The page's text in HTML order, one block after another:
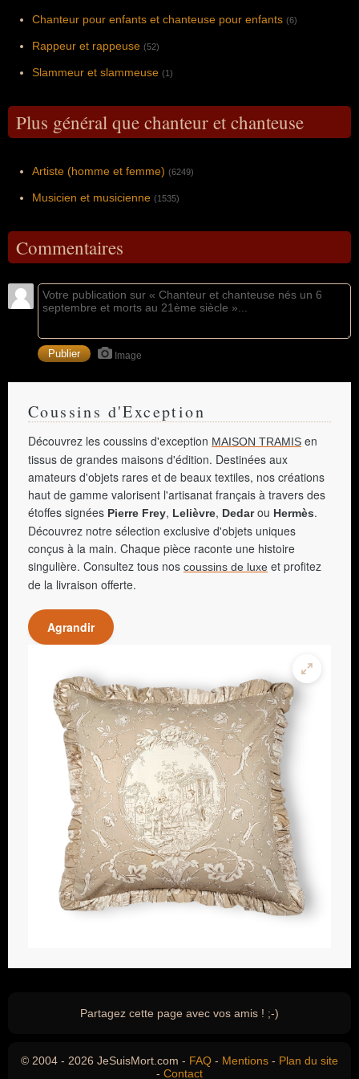
Chanteur pour enfants et chanteuse pour enfants (6)
Rappeur et rappeuse (52)
Slammeur et slammeuse (1)
Plus général que chanteur et chanteuse
Artiste (homme et femme) (6249)
Musicien et musicienne (1535)
Commentaires
Image
Coussins d'Exception
Découvrez les coussins d'exception MAISON TRAMIS en
tissus de grandes maisons d'édition. Destinées aux
amateurs d'objets rares et de beaux textiles, nos créations
haut de gamme valorisent l'artisanat français à travers des
étoffes signées Pierre Frey, Lelièvre, Dedarou Hermès.
Découvrez notre sélection exclusive d'objets uniques
conçus à la main. Chaque pièce raconte une histoire
singulière. Consultez tous nos coussins de luxe et profitez
de la livraison offerte.
Agrandir
Partagez cette page avec vos amis ! ;-)
© 2004 - 2026 JeSuisMort.com - FAQ - Mentions - Plan du site
- Contact